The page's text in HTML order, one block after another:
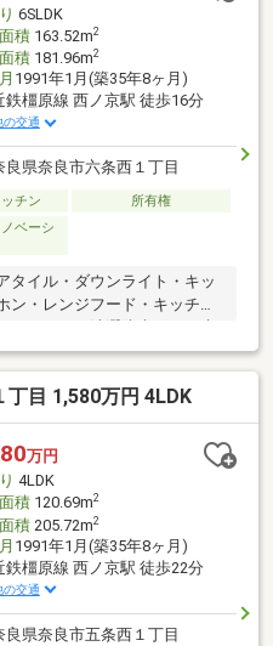
6SLDK
積163.52m2
積181.96m2
1991年1月(築35年8ヶ月)
鉄橿原線 西ノ京駅 徒歩16分
の交通
良県奈良市六条西１丁目
チン 所有権
ベーシ
タイル・ダウンライト・キッ
ン・レンジフード・キッチン
目 1,580万円 4LDK
万円
4LDK
積120.69m2
積205.72m2
1991年1月(築35年8ヶ月)
鉄橿原線 西ノ京駅 徒歩22分
の交通
良県奈良市五条西１丁目